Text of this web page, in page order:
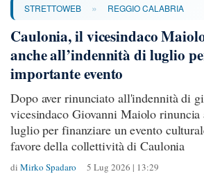
STRETTOWEB » REGGIO CALABRIA
Caulonia, il vicesindaco
anche all’indennità di luglio
importante evento
Dopo aver rinunciato all'indennità di
vicesindaco Giovanni Maiolo rinuncia
luglio per finanziare un evento
favore della collettività di Caulonia
di Mirko Spadaro 5 Lug 2026 | 13:29